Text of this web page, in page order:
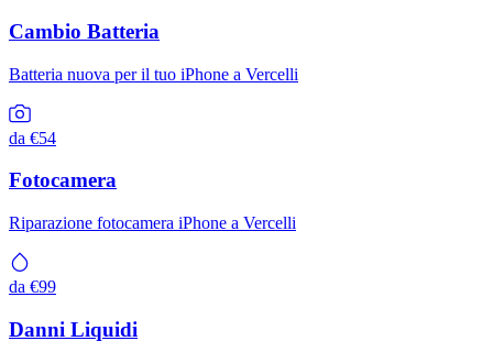
Cambio Batteria
Batteria nuova per il tuo iPhone a Vercelli
da €54
Fotocamera
Riparazione fotocamera iPhone a Vercelli
da €99
Danni Liquidi